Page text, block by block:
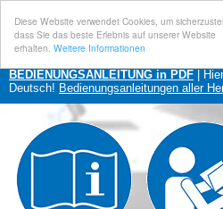
Diese Website verwendet Cookies, um
dass Sie das beste Erlebnis auf unserer Website
erhalten. Weitere Informationen
BEDIENUNGSANLEITUNG in PDF |
Deutsch! Bedienungsanleitungen aller